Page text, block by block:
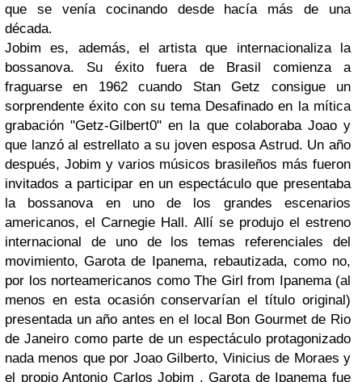
que se venía cocinando desde hacía más de una
década.
Jobim es, además, el artista que internacionaliza la
bossanova. Su éxito fuera de Brasil comienza a
fraguarse en 1962 cuando Stan Getz consigue un
sorprendente éxito con su tema Desafinadoen la mítica
grabación"Getz-Gilbert0" en la que colaboraba Joaoy
que lanzó al estrellato a su joven esposa Astrud. Un año
después, Jobim y varios músicos brasileños más fueron
invitados a participar en un espectáculo que presentaba
la bossanovaen uno de los grandes escenarios
americanos, elCarnegie Hall. Allí se produjo el estreno
internacional de uno de los temas referenciales del
movimiento,Garota de Ipanema, rebautizada, como no,
por los norteamericanos comoThe Girl from Ipanema(al
menos en esta ocasión conservarían el título original)
presentada un año antes en el local Bon Gourmetde Rio
de Janeiro como parte de un espectáculo protagonizado
nada menos que por Joao Gilberto, Vinicius de Moraes y
el propioAntonio Carlos Jobim .Garota de Ipanemafue